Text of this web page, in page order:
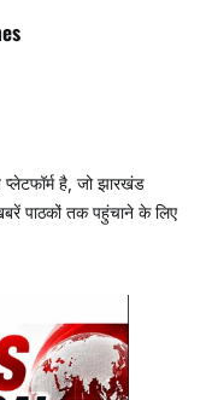
है, जो झारखंड
पाठकों तक पहुंचाने के लिए